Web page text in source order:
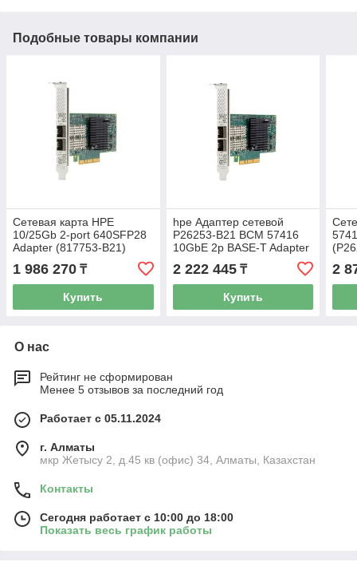
Подобные товары компании
Сетевая карта HPE
10/25Gb 2-port 640SFP28
Adapter (817753-B21)
1 986 270 ₸
Купить
hpe Адаптер сетевой
P26253-B21 BCM 57416
10GbE 2p BASE-T Adapter
2 222 445₸
Купить
2
О нас
Рейтинг не сформирован
Менее 5 отзывов за последний год
Работает с 05.11.2024
г. Алматы
мкр Жетысу 2, д.45 кв (офис) 34, Алматы, Казахстан
Контакты
Сегодня работает с 10:00 до 18:00
Показать весь график работы